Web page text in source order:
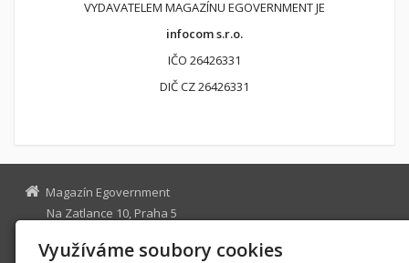
VYDAVATELEM MAGAZÍNU EGOVERNMENT JE
infocom s.r.o.
IČO 26426331
DIČ CZ 26426331
Magazín Egovernment
Na Zatlance 10, Praha 5
egovernment@egovernment.cz
Využíváme soubory cookies